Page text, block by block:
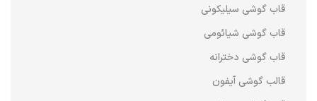
قاب گوشی سیلیکونی
قاب گوشی شیائومی
قاب گوشی دخترانه
قالب گوشی آیفون